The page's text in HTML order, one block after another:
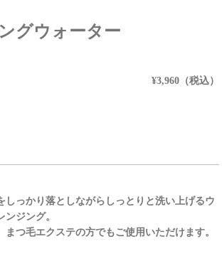
グウォーター
¥3,960（税込）
しっかり落としながらしっとりと洗い上げるウ
ンジング。
まつ毛エクステの方でもご使用いただけます。